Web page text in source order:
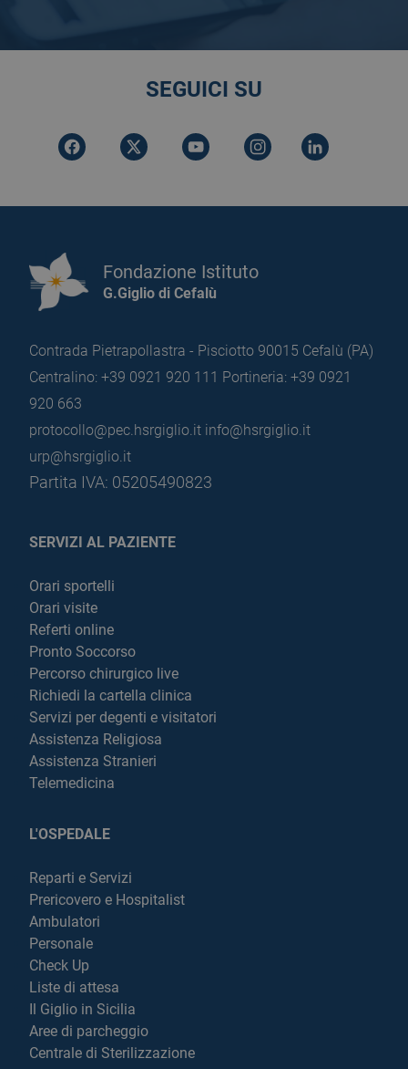
SEGUICI SU
Fondazione Istituto
G.Giglio di Cefalù
Contrada Pietrapollastra - Pisciotto 90015 Cefalù (PA)
Centralino: +39 0921 920 111 Portineria: +39 0921
920 663
protocollo@pec.hsrgiglio.it info@hsrgiglio.it
urp@hsrgiglio.it
Partita IVA: 05205490823
SERVIZI AL PAZIENTE
Orari sportelli
Orari visite
Referti online
Pronto Soccorso
Percorso chirurgico live
Richiedi la cartella clinica
Servizi per degenti e visitatori
Assistenza Religiosa
Assistenza Stranieri
Telemedicina
L'OSPEDALE
Reparti e Servizi
Prericovero e Hospitalist
Ambulatori
Personale
Check Up
Liste di attesa
Il Giglio in Sicilia
Aree di parcheggio
Centrale di Sterilizzazione